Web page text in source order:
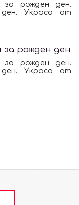
за рожден ден.
Украса от
рожден ден
за рожден ден.
Украса от